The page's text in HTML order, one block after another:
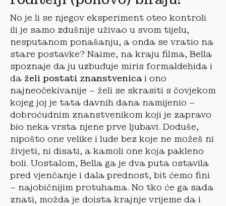
No je li se njegov eksperiment oteo kontroli
ili je samo zdušnije uživao u svom tijelu,
nesputanom ponašanju, a onda se vratio na
stare postavke? Naime, na kraju filma, Bella
spoznaje da ju uzbuđuje miris formaldehida i
da želi postati znanstvenica i ono
najneočekivanije – želi se skrasiti s čovjekom
kojeg joj je tata davnih dana namijenio –
dobroćudnim znanstvenikom koji je zapravo
bio neka vrsta njene prve ljubavi. Doduše,
nipošto one velike i lude bez koje ne možeš ni
živjeti, ni disati, a kamoli one koja pakleno
boli. Uostalom, Bella ga je dva puta ostavila
pred vjenčanje i dala prednost, bit ćemo fini
– najobičnijim protuhama. No tko će ga sada
znati, možda je doista krajnje vrijeme da i